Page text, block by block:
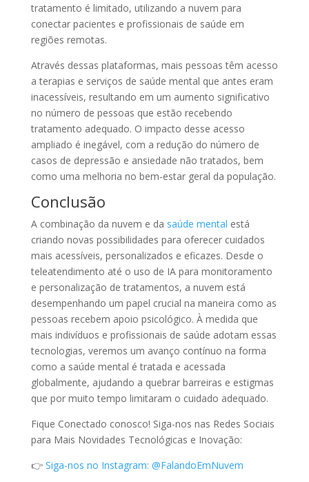
tratamento é limitado, utilizando a nuvem para
conectar pacientes e profissionais de saúde em
regiões remotas.
Através dessas plataformas, mais pessoas têm acesso
a terapias e serviços de saúde mental que antes eram
inacessíveis, resultando em um aumento significativo
no número de pessoas que estão recebendo
tratamento adequado. O impacto desse acesso
ampliado é inegável, com a redução do número de
casos de depressão e ansiedade não tratados, bem
como uma melhoria no bem-estar geral da população.
Conclusão
A combinação da nuvem e da saúde mental está
criando novas possibilidades para oferecer cuidados
mais acessíveis, personalizados e eficazes. Desde o
teleatendimento até o uso de IA para monitoramento
e personalização de tratamentos, a nuvem está
desempenhando um papel crucial na maneira como as
pessoas recebem apoio psicológico. À medida que
mais indivíduos e profissionais de saúde adotam essas
tecnologias, veremos um avanço contínuo na forma
como a saúde mental é tratada e acessada
globalmente, ajudando a quebrar barreiras e estigmas
que por muito tempo limitaram o cuidado adequado.
Fique Conectado conosco! Siga-nos nas Redes Sociais
para Mais Novidades Tecnológicas e Inovação:
👉 Siga-nos no Instagram: @FalandoEmNuvem